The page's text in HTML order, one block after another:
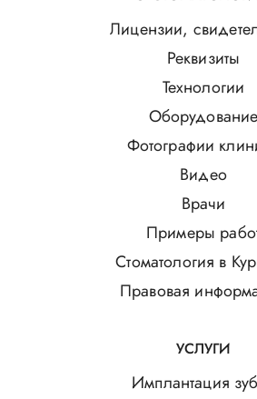
Лицензии,
Реквизиты
Технологии
Оборудование
Фотографии
Видео
Врачи
Примеры
Стоматология в
Правовая
УСЛУГИ
Имплантация